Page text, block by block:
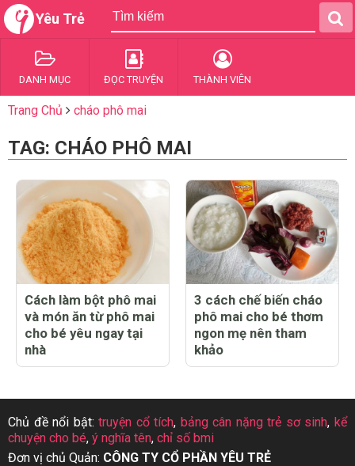
Yêu Trẻ
DANH MỤC ĐỌC TRUYỆN THÀNH VIÊN
Trang Chủ cháo phô mai
TAG: CHÁO PHÔ MAI
Cách làm bột phô mai
và món ăn từ phô mai
cho bé yêu ngay tại
nhà
3 cách chế biến cháo
phô mai cho bé thơm
ngon mẹ nên tham
khảo
Chủ đề nổi bật:truyện cổ tích, bảng cân nặng trẻ sơ sinh,kể
chuyện cho bé, ý nghĩa tên, chỉ số bmi
Đơn vị chủ Quản: CÔNG TY CỔ PHẦN YÊU TRẺ